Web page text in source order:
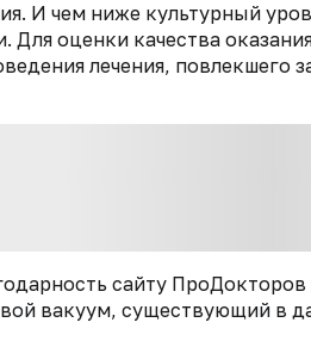
И чем ниже культурный
Для оценки качества
лечения, повлекшего
сайту
вакуум, существующий в